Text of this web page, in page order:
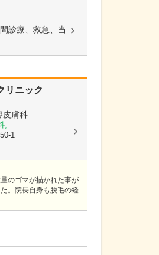
診療、救急、当
リニック
皮膚科
, ...
1
のゴマが描かれた事が
。院長自身も脱毛の経